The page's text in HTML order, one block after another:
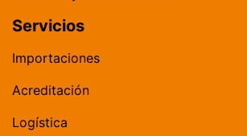
Servicios
​​​​​​​​​​I​m​por​t​a​c​i​o​ne​s​
​Acreditación​
​Logística​